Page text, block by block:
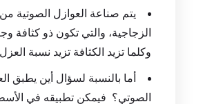
يتم صناعة العوازل الصوتية من
الزجاجية، والتي تكون ذو كثافة
وكلما تزيد الكثافة تزيد نسبة
أما بالنسبة لسؤال أين يطبق
الصوتي؟ فيمكن تطبيقه في